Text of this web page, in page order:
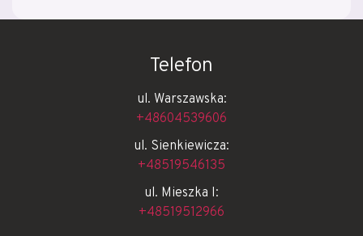
Telefon
ul. Warszawska:
+48604539606
ul. Sienkiewicza:
+48519546135
ul. Mieszka I:
+48519512966